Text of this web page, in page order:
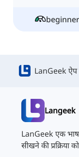
beginner
LanGeek ऐप
Langeek
LanGeek एक
सीखने की प्रक्रिया